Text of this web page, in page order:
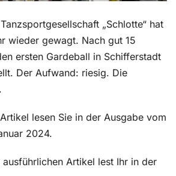
„Schlotte“ hat
wieder gewagt. Nach gut 15
ersten Gardeball in Schifferstadt
Der Aufwand: riesig. Die
lesen Sie in der Ausgabe vom
2024.
ausführlichen Artikel lest Ihr in der